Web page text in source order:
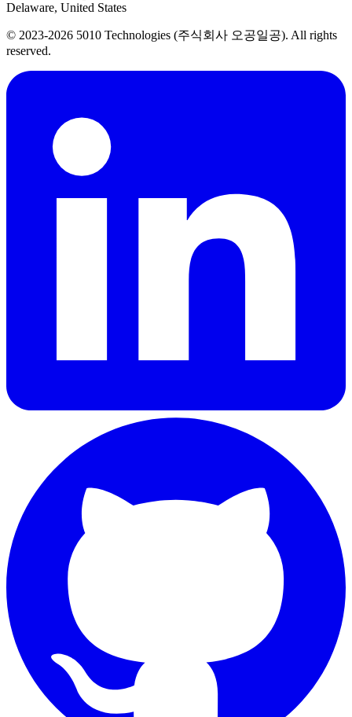
Delaware, United States
© 2023-2026 5010 Technologies (주식회사 오공일공). All rights
reserved.